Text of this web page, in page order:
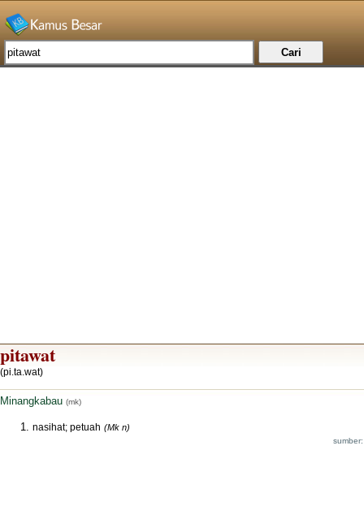
pitawat
(pi.ta.wat)
Minangkabau (mk)
nasihat; petuah (Mk n)